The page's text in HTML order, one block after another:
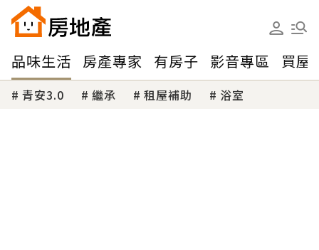
品味生活 房產專家 有房子 影音專區 買屋
青安3.0 繼承 租屋補助 浴室